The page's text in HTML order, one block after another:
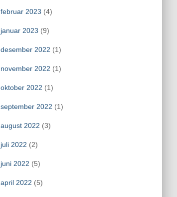
februar 2023 (4)
januar 2023 (9)
desember 2022 (1)
november 2022 (1)
oktober 2022 (1)
september 2022 (1)
august 2022 (3)
juli 2022 (2)
juni 2022 (5)
april 2022 (5)